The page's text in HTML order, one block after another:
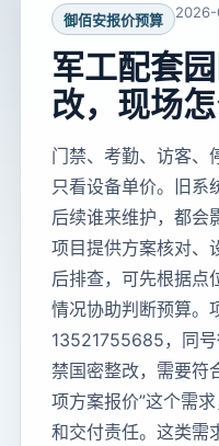
御佰安报价预算
军工配套
改，现场
门禁、考勤、访客、
只看设备单价。旧系
后续谁来维护，都会
项目提供方案核对、
后排查，可先根据点
情况协助判断预算。
13521755685，同
禁国密整改，需要符
项方案报价”这个需
和交付责任。这类需